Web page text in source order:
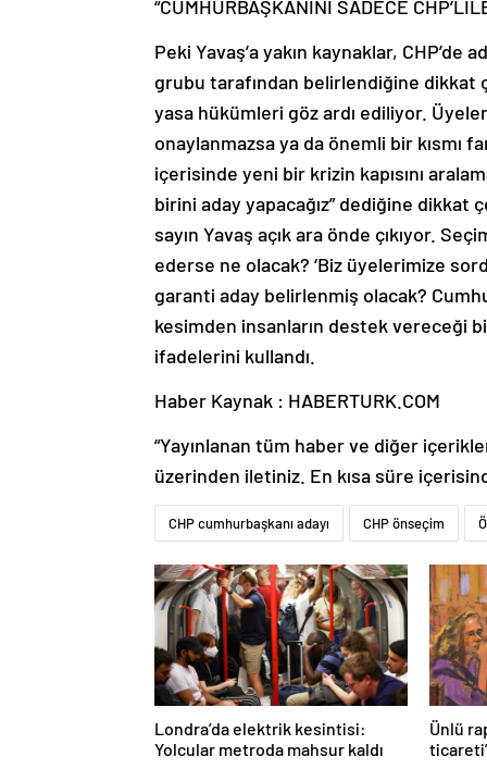
“CUMHURBAŞKANINI SADECE
Peki Yavaş’a yakın kaynaklar,
grubu tarafından belirlendiğine dikkat
yasa hükümleri göz ardı ediliyor.
onaylanmazsa ya da önemli bir kısmı
içerisinde yeni bir krizin kapısını
birini aday yapacağız” dediğine
sayın Yavaş açık ara önde çıkıyor.
ederse ne olacak? ‘Biz üyelerimize
garanti aday belirlenmiş olacak?
kesimden insanların destek vereceği
ifadelerini kullandı.
Haber Kaynak : HABERTURK.COM
“Yayınlanan tüm haber ve diğer
üzerinden iletiniz. En kısa süre
CHP cumhurbaşkanı adayı CHP önseçim
Londra’da elektrik kesintisi:
Yolcular metroda mahsur kaldı
Ünlü